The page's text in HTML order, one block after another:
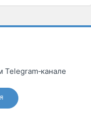
Telegram‑канале